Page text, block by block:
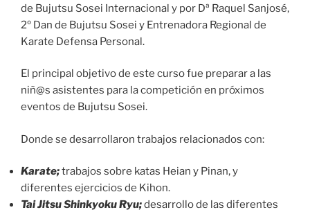
de Bujutsu Sosei Internacional y por Dª Raquel Sanjosé,
2º Dan de Bujutsu Sosei y Entrenadora Regional de
Karate Defensa Personal.
El principal objetivo de este curso fue preparar a las
niñ@s asistentes para la competición en próximos
eventos de Bujutsu Sosei.
Donde se desarrollaron trabajos relacionados con:
Karate;trabajos sobre katas Heian y Pinan, y
diferentes ejercicios de Kihon.
Tai Jitsu Shinkyoku Ryu;desarrollo de las diferentes